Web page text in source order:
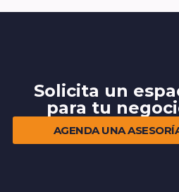
Solicita un
para tu
AGENDA UNA